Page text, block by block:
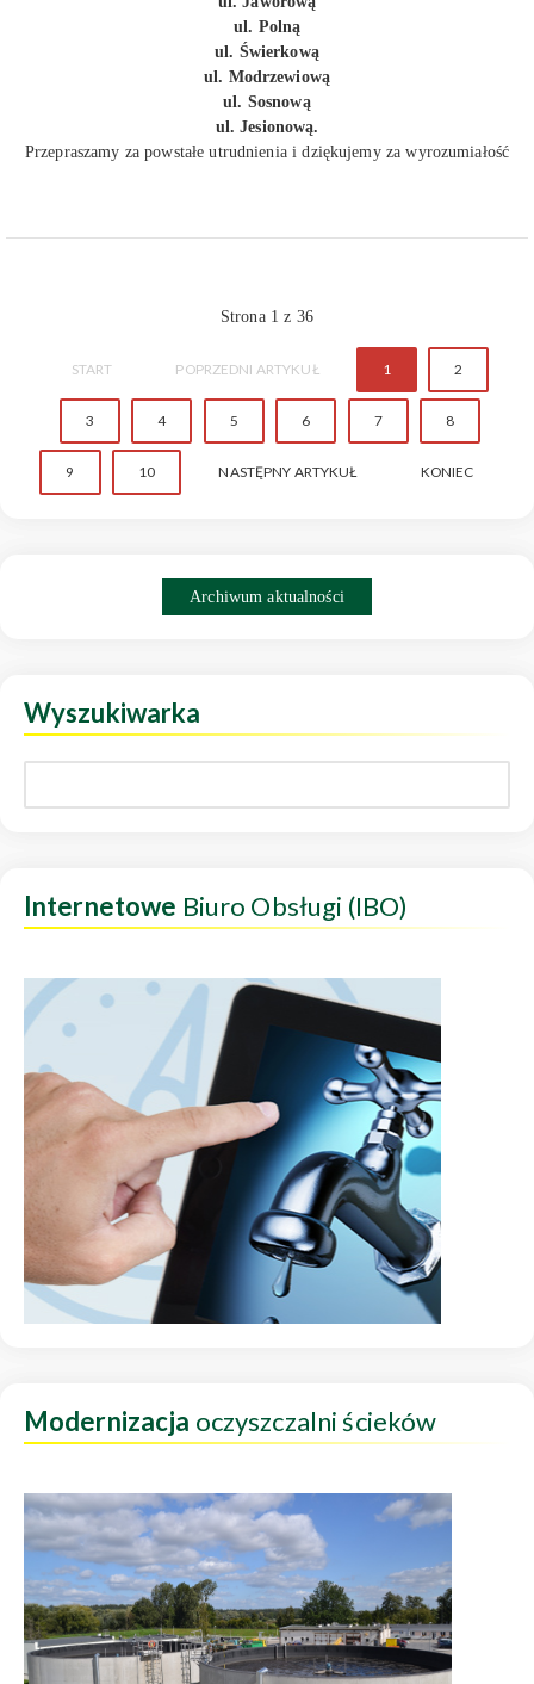
ul. Polną
ul. Świerkową
ul. Modrzewiową
ul. Sosnową
ul. Jesionową.
Przepraszamy za powstałe utrudnienia i dziękujemy za wyrozumiałość
Strona 1 z 36
START POPRZEDNI ARTYKUŁ 1 2
3 4 5 6 7 8
9 10 NASTĘPNY ARTYKUŁ KONIEC
Archiwum aktualności
Wyszukiwarka
Internetowe Biuro Obsługi (IBO)
Modernizacja oczyszczalni ścieków